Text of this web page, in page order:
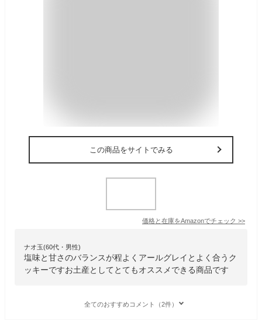
この商品をサイトでみる
価格と在庫をAmazonでチェック >>
ナオ玉(60代・男性)
塩味と甘さのバランスが程よくアールグレイとよく合うク
ッキーですお土産としてとてもオススメできる商品です
全てのおすすめコメント（2件）